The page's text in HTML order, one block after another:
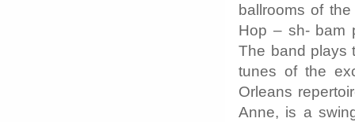
ballrooms of
Hop – sh- bam
The band plays
tunes of the
Orleans
Anne, is a